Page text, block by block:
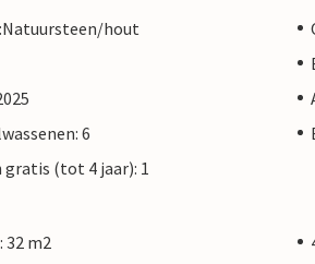
hout
6
(tot 4 jaar): 1
32 m2